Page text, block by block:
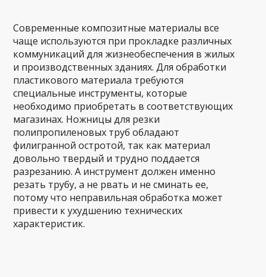
Современные композитные материалы все
чаще используются при прокладке различных
коммуникаций для жизнеобеспечения в жилых
и производственных зданиях. Для обработки
пластикового материала требуются
специальные инструменты, которые
необходимо приобретать в соответствующих
магазинах. Ножницы для резки
полипропиленовых труб обладают
филигранной остротой, так как материал
довольно твердый и трудно поддается
разрезанию. А инструмент должен именно
резать трубу, а не рвать и не сминать ее,
потому что неправильная обработка может
привести к ухудшению технических
характеристик.